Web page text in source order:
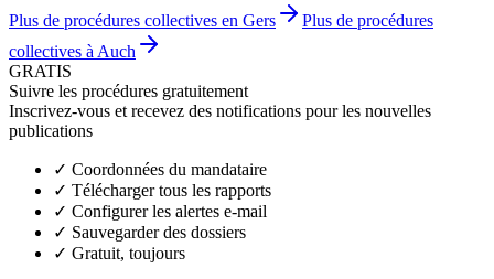
Plus de procédures collectives en Gers
Plus de procédures
collectives à Auch
GRATIS
Suivre les procédures gratuitement
Inscrivez-vous et recevez des notifications pour les nouvelles
publications
✓ Coordonnées du mandataire
✓ Télécharger tous les rapports
✓ Configurer les alertes e-mail
✓ Sauvegarder des dossiers
✓ Gratuit, toujours